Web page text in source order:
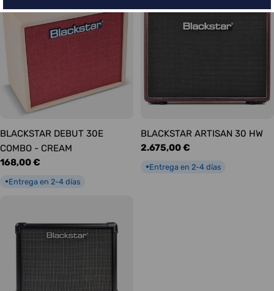
BLACKSTAR DEBUT 30E
COMBO - CREAM
Precio
168,00 €
●Entrega en 2-4 días
BLACKSTAR ARTISAN 30 HW
Precio
2.675,00 €
●Entrega en 2-4 días